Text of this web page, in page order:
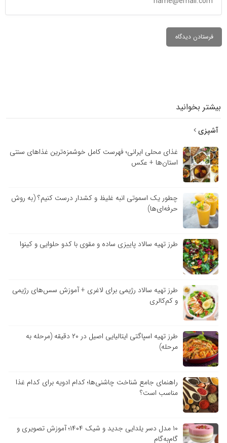
بیشتر بخوانید
آشپزی
غذای محلی ایرانی؛ فهرست کامل خوشمزه‌ترین غذاهای سنتی
استان‌ها + عکس
چطور یک اسموتی انبه غلیظ و کشدار درست کنیم؟ (به روش
حرفه‌ای‌ها)
طرز تهیه سالاد پاییزی ساده و مقوی با کدو حلوایی و کینوا
طرز تهیه سالاد رژیمی برای لاغری + آموزش سس‌های رژیمی
و کم‌کالری
طرز تهیه اسپاگتی ایتالیایی اصیل در ۲۰ دقیقه (مرحله به
مرحله)
راهنمای جامع شناخت چاشنی‌ها؛ کدام ادویه برای کدام غذا
مناسب است؟
۱۰ مدل دسر یلدایی جدید و شیک ۱۴۰۴؛ آموزش تصویری و
گام‌به‌گام